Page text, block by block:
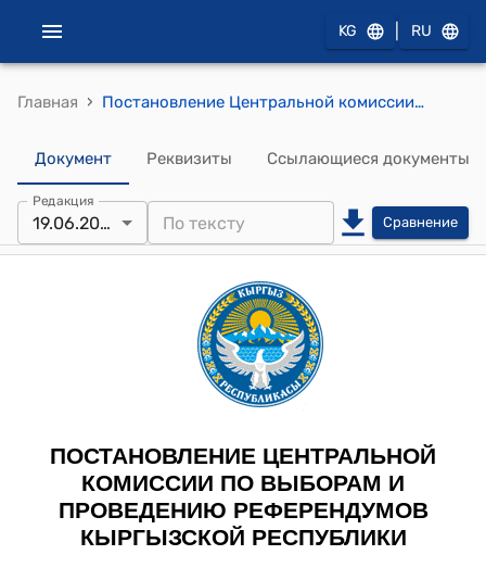
KG RU
Главная › Постановление Центральной комиссии по выборам и проведению референдумов КР от 19 июня 2024 года № 71 "Об утверждении решений Бишкекской, Жайылской, Джалал-Абадской, Чон-Алайской, Жети-Огузской и Баткенской территориальных избирательных комиссий о досрочном прекращении полномочий некоторых депутатов местных кенешей, исключении зарегистрированных кандидатов из списка кандидатов в депутаты и о передаче вакантных мандатов кандидатам в депутаты местных кенешей Кыргызской Республики"
Документ Реквизиты Ссылающиеся документы
Редакция
19.06.2024 Сравнение